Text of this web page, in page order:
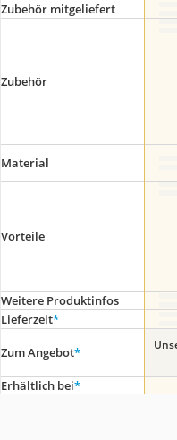
Zubehör mitgeliefert
Zubehör
Material
Vorteile
Weitere Produktinfos
Lieferzeit*
Zum Angebot*
Erhältlich bei*